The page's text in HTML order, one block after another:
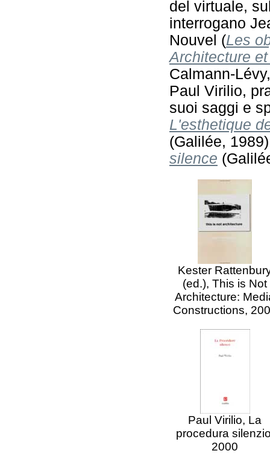
del virtuale,
interrogano
Nouvel (Les
Architecture
Calmann-
Paul Virilio,
suoi saggi e
L'esthetique
(Galilée,
silence
Kester
(ed.), This is Not
Architecture:
Constructions,
Paul Virilio, La
procedura
2000